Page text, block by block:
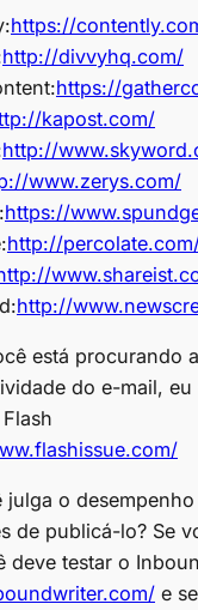
https://
http://divvyhq.com/
https://
kapost.com/
http://
www.zerys.com/
https://
http://
http://
está procurando
do e-mail,
julga o
de publicá-lo? Se
deve testar o
e